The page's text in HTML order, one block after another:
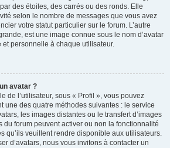
des étoiles, des carrés ou des ronds. Elle
selon le nombre de messages que vous avez
votre statut particulier sur le forum. L’autre
est une image connue sous le nom d’avatar
personnelle à chaque utilisateur.
avatar ?
de l’utilisateur, sous « Profil », vous pouvez
une des quatre méthodes suivantes : le service
les images distantes ou le transfert d’images
du forum peuvent activer ou non la fonctionnalité
qu’ils veuillent rendre disponible aux utilisateurs.
d’avatars, nous vous invitons à contacter un